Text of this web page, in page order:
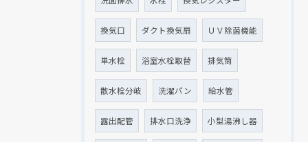
換気口 ダクト換気扇 ＵＶ除菌機能
単水栓 浴室水栓取替 排気筒
散水栓分岐 洗濯パン 給水管
露出配管 排水口洗浄 小型湯沸し器